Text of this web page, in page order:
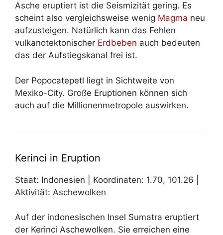
Asche eruptiert ist die Seismizität gering. Es
scheint also vergleichsweise wenig Magma neu
aufzusteigen. Natürlich kann das Fehlen
vulkanotektonischer Erdbeben auch bedeuten
das der Aufstiegskanal frei ist.
Der Popocatepetl liegt in Sichtweite von
Mexiko-City. Große Eruptionen können sich
auch auf die Millionenmetropole auswirken.
Kerinci in Eruption
Staat: Indonesien | Koordinaten: 1.70, 101.26 |
Aktivität: Aschewolken
Auf der indonesischen Insel Sumatra eruptiert
der Kerinci Aschewolken. Sie erreichen eine